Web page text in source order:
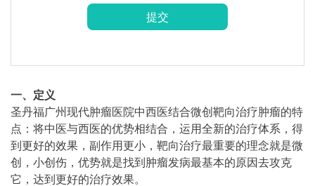
一、定义
圣丹福广州现代肿瘤医院中西医结合微创靶向治疗肿瘤的特
点：将中医与西医的优势相结合，运用全新的治疗体系，得
到更好的效果，副作用更小，靶向治疗最重要的理念就是微
创， 小创伤，优势就是找到肿瘤发病最基本的原因去攻克
它，达到更好的治疗效果。